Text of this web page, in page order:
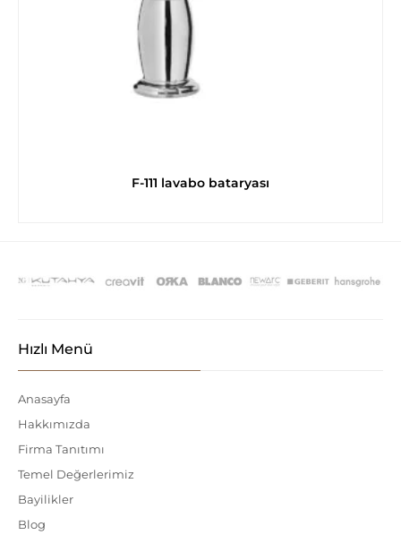
F-111 lavabo bataryası
Hızlı Menü
Anasayfa
Hakkımızda
Firma Tanıtımı
Temel Değerlerimiz
Bayilikler
Blog